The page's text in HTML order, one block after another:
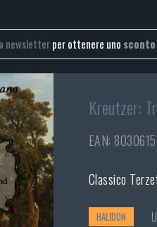
newsletterper ottenere uno
Kreutzer:
EAN:
Classico
HALIDON